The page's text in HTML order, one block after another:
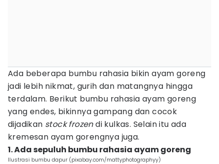
Ada beberapa bumbu rahasia bikin ayam goreng
jadi lebih nikmat, gurih dan matangnya hingga
terdalam. Berikut bumbu rahasia ayam goreng
yang endes, bikinnya gampang dan cocok
dijadikan stock frozendi kulkas. Selain itu ada
kremesan ayam gorengnya juga.
1. Ada sepuluh bumbu rahasia ayam goreng
Ilustrasi bumbu dapur (pixabay.com/mattyphotographyy)